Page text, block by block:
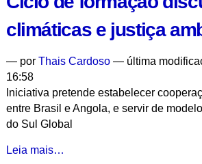
-
Estudos
aponta
desafios
da
COP30
-
climáticas e justiça
— por Thais Cardoso— última
16:58
Iniciativa pretende estabelecer
entre Brasil e Angola, e servir de
do Sul Global
Ciclo
Leia mais…